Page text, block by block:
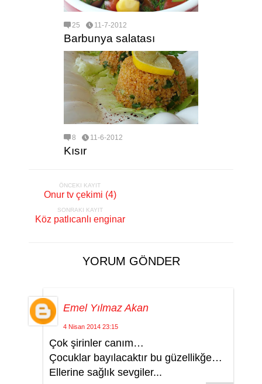
25 11-7-2012
Barbunya salatası
8 11-6-2012
Kısır
ÖNCEKI KAYIT
Onur tv çekimi (4)
SONRAKI KAYIT
Köz patlıcanlı enginar
YORUM GÖNDER
Emel Yılmaz Akan
4 Nisan 2014 23:15
Çok şirinler canım…
Çocuklar bayılacaktır bu güzellikğe…
Ellerine sağlık sevgiler...